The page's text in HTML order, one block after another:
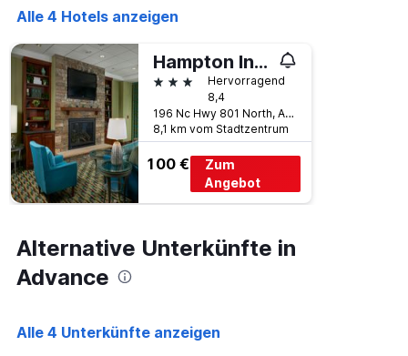
anzeigt.
Das
Diagramm
hat
1
Y-
Achse,
die
den
durchschnittlichen
Zimmerpreis
anzeigt.
Alle 4 Hotels anzeigen
Hampton Inn by Hilton Bermuda Run Winston-Salem
3 SterneHervorragend
8,4
196 Nc Hwy 801 North, Advance, NC, USA
8,1 km vom Stadtzentrum
100 €
Zum
Angebot
Alternative Unterkünfte in
Advance
Alle 4 Unterkünfte anzeigen